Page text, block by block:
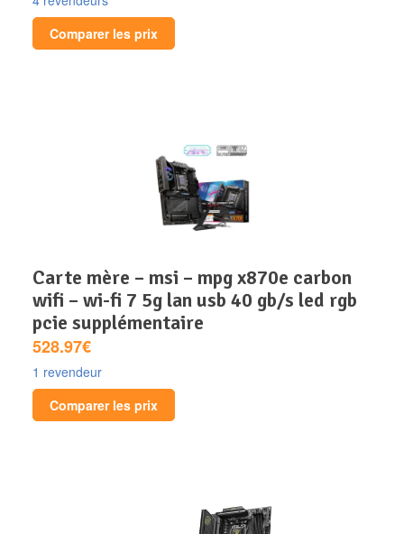
Comparer les prix
carte mère – msi – mpg x870e carbon
wifi – wi-fi 7 5g lan usb 40 gb/s led rgb
pcie supplémentaire
528.97€
1 revendeur
Comparer les prix